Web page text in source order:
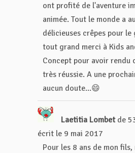
ont profité de l'aventure
animée. Tout le monde a
délicieuses crêpes pour le
tout grand merci à Kids
Concept pour avoir rendu
très réussie. A une
aucun doute...😄
Laetitia Lombet de
écrit le 9 mai 2017
Pour les 8 ans de mon